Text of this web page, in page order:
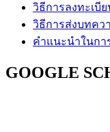
วิธีการลงทะเบี
วิธีการส่งบทคว
คำแนะนำในกา
GOOGLE